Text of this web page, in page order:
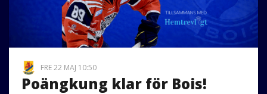
FRE 22 MAJ 10:50
Poängkung klar för Bois!